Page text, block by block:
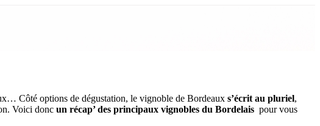
Côté options de dégustation, le vignoble de Bordeaux s’écrit au pluriel,
Voici donc un récap’ des principaux vignobles du Bordelais pour vous